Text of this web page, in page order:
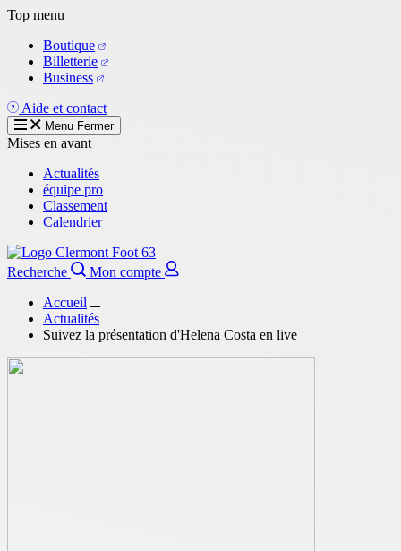
Aller
contenu
principal
Top menu
Boutique
Billetterie
Business
Aide et contact
Menu Fermer
Mises en avant
Actualités
équipe pro
Classement
Calendrier
Recherche
Mon compte
Accueil
Actualités
Suivez la présentation d'Helena Costa en live